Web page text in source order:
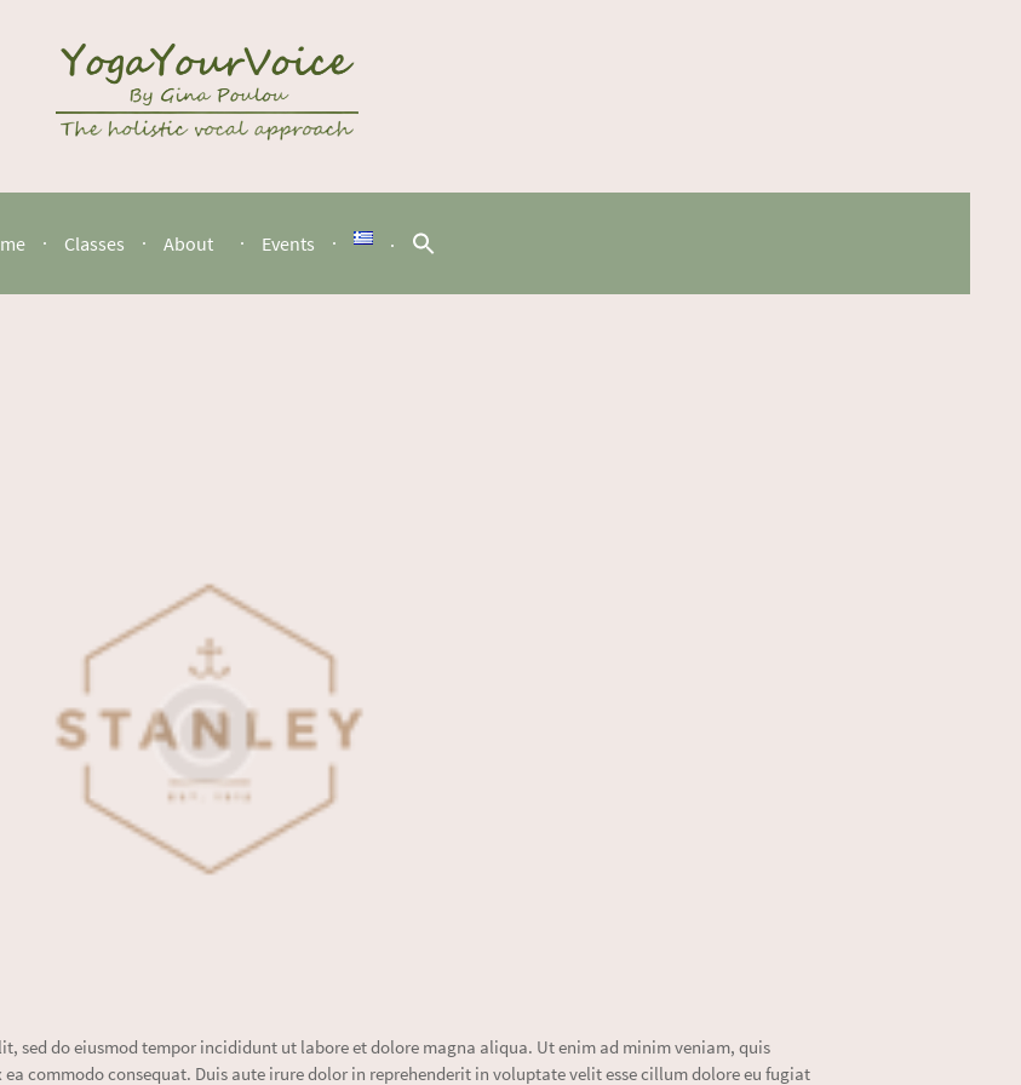
Classes About Events
sed do eiusmod tempor incididunt ut labore et dolore magna aliqua. Ut enim ad minim veniam, quis
commodo consequat. Duis aute irure dolor in reprehenderit in voluptate velit esse cillum dolore eu fugiat